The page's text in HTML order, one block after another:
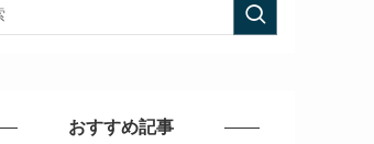
おすすめ記事